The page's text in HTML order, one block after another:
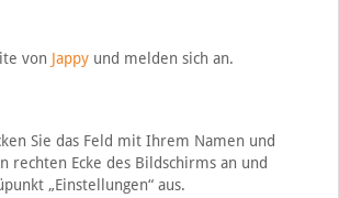
von Jappyund melden sich an.
Sie das Feld mit Ihrem Namen und
rechten Ecke des Bildschirms an und
„Einstellungen“ aus.